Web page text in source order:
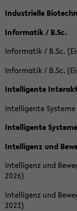
Industrielle
Informatik / B.Sc.
Informatik / B.Sc.
Informatik / B.Sc.
Intelligente
Intelligente Systeme
Intelligente
Intelligenz und
Intelligenz und
2026)
Intelligenz und
2023)